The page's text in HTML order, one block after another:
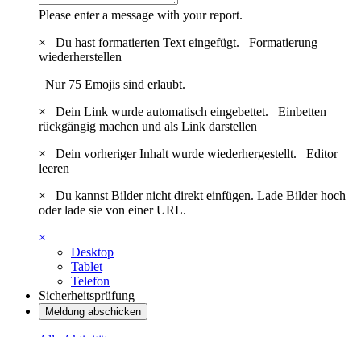
Please enter a message with your report.
×
Du hast formatierten Text eingefügt. Formatierung
wiederherstellen
Nur 75 Emojis sind erlaubt.
×
Dein Link wurde automatisch eingebettet. Einbetten
rückgängig machen und als Link darstellen
×
Dein vorheriger Inhalt wurde wiederhergestellt. Editor
leeren
×
Du kannst Bilder nicht direkt einfügen. Lade Bilder hoch
oder lade sie von einer URL.
×
Desktop
Tablet
Telefon
Sicherheitsprüfung
Meldung abschicken